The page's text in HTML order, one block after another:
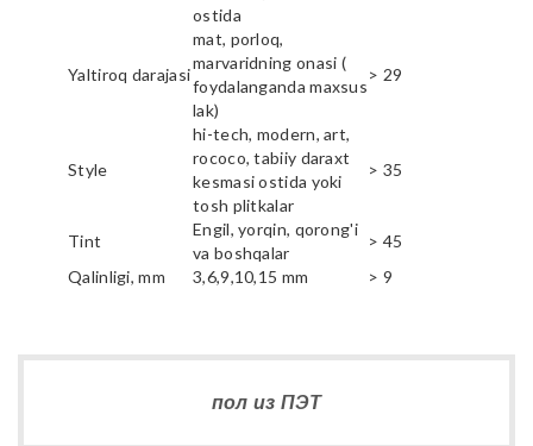
ostida
Yaltiroq darajasi
mat, porloq,
marvaridning onasi (
foydalanganda maxsus
lak)
> 29
Style
hi-tech, modern, art,
rococo, tabiiy daraxt
kesmasi ostida yoki
tosh plitkalar
> 35
Tint
Engil, yorqin, qorong'i
va boshqalar
> 45
Qalinligi, mm
3,6,9,10,15 mm > 9
пол из ПЭТ